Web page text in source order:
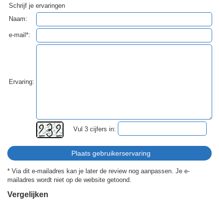
Schrijf je ervaringen
Naam:
e-mail*:
Ervaring:
Vul 3 cijfers in:
* Via dit e-mailadres kan je later de review nog aanpassen. Je e-
mailadres wordt niet op de website getoond.
Vergelijken